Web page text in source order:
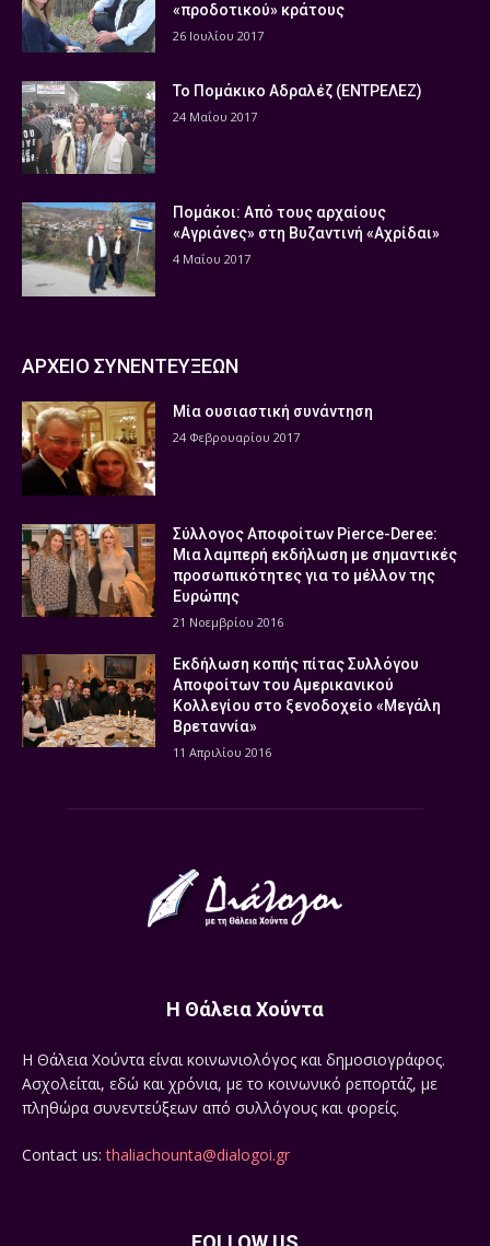
«προδοτικού» κράτους
26 Ιουλίου 2017
Το Πομάκικο Αδραλέζ (ΕΝΤΡΕΛΕΖ)
24 Μαΐου 2017
Πομάκοι: Από τους αρχαίους
«Αγριάνες» στη Βυζαντινή «Αχρίδαι»
4 Μαΐου 2017
ΑΡΧΕΙΟ ΣΥΝΕΝΤΕΥΞΕΩΝ
Μία ουσιαστική συνάντηση
24 Φεβρουαρίου 2017
Σύλλογος Αποφοίτων Pierce-Deree:
Μια λαμπερή εκδήλωση με σημαντικές
προσωπικότητες για το μέλλον της
Ευρώπης
21 Νοεμβρίου 2016
Εκδήλωση κοπής πίτας Συλλόγου
Αποφοίτων του Αμερικανικού
Κολλεγίου στο ξενοδοχείο «Μεγάλη
Βρεταννία»
11 Απριλίου 2016
Η Θάλεια Χούντα
Η Θάλεια Χούντα είναι κοινωνιολόγος και δημοσιογράφος.
Ασχολείται, εδώ και χρόνια, με το κοινωνικό ρεπορτάζ, με
πληθώρα συνεντεύξεων από συλλόγους και φορείς.
Contact us:thaliachounta@dialogoi.gr